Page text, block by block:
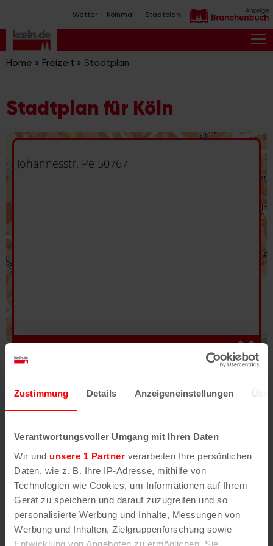
Zustimmung Details Anzeigeneinstellungen
Verantwortungsvoller Umgang mit Ihren Daten
Wir und unsere 1 Partner verarbeiten Ihre persönlichen
Daten, wie z. B. Ihre IP-Adresse, mithilfe von
Technologien wie Cookies, um Informationen auf Ihrem
Gerät zu speichern und darauf zuzugreifen und so
personalisierte Werbung und Inhalte, Messungen von
Werbung und Inhalten, Zielgruppenforschung sowie
Entwicklung von Angeboten zu ermöglichen. Sie
Inhalt
springen
Wetter Kölnmail Stadtplan
Home » Freizeit » Stadtplan
Stadtplan für Köln
Fehler/Problem melden
Darstellung des RVR-Kartenwerks
Stadtplanwerk
erhältst Du unsere koeln.de-Karte mit vielen
weiteren Details wie z.B. Hausnummern.
Unser Stadtplan basiert auf Daten des
OpenStreetMap
-Projekts (
© OpenStreetMap
Mitwirkende
) und von OpenCycleMap.org